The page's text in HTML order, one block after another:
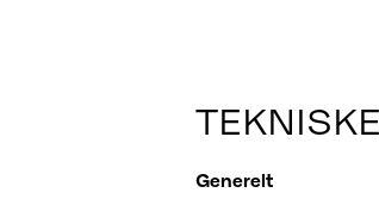
Generelt